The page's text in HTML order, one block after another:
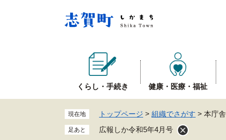
ー
ジ
。
くらし・手続き 健康・医療・福祉
現在地 トップページ > 組織でさがす > 本庁舎
足あと 広報しか令和5年4月号